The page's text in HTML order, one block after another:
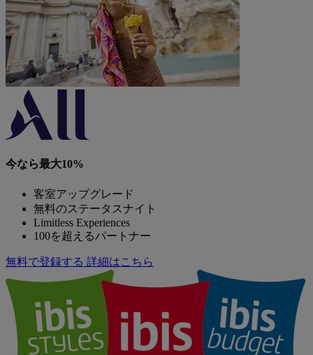
今なら最大10%
客室アップグレード
無料のステータスナイト
Limitless Experiences
100を超えるパートナー
無料で登録する 詳細はこちら